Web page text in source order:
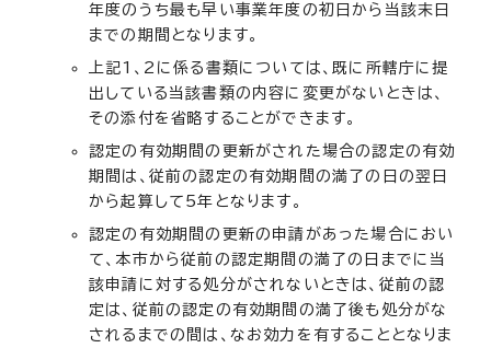
年度のうち最も早い事業年度の初日から当該末日
までの期間となります。
上記1、2に係る書類については、既に所轄庁に提
出している当該書類の内容に変更がないときは、
その添付を省略することができます。
認定の有効期間の更新がされた場合の認定の有効
期間は、従前の認定の有効期間の満了の日の翌日
から起算して5年となります。
認定の有効期間の更新の申請があった場合におい
て、本市から従前の認定期間の満了の日までに当
該申請に対する処分がされないときは、従前の認
定は、従前の認定の有効期間の満了後も処分がな
されるまでの間は、なお効力を有することとなりま